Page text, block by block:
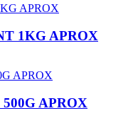
1KG APROX
APROX